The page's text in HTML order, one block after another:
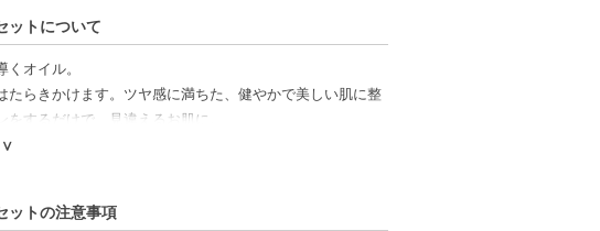
ットについて
オイル。
らきかけます。ツヤ感に満ちた、健やかで美しい肌に整
するだけで、見違えるお肌に。
上がりを実現します。
∨
ットの注意事項